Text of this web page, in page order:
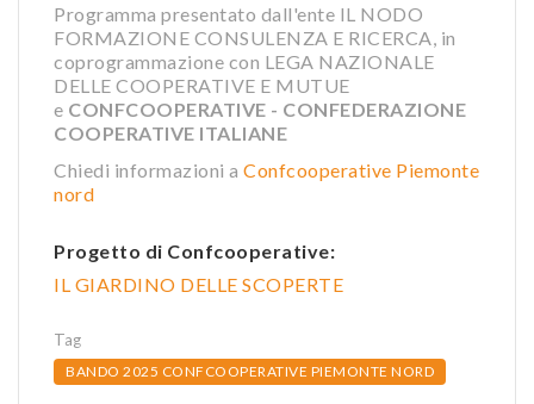
Programma presentato dall'ente IL NODO
FORMAZIONE CONSULENZA E RICERCA, in
coprogrammazione con LEGA NAZIONALE
DELLE COOPERATIVE E MUTUE
e CONFCOOPERATIVE - CONFEDERAZIONE
COOPERATIVE ITALIANE
Chiedi informazioni a Confcooperative Piemonte
nord
Progetto di Confcooperative:
IL GIARDINO DELLE SCOPERTE
Tag
BANDO 2025 CONFCOOPERATIVE PIEMONTE NORD